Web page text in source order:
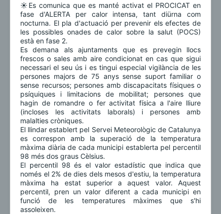
☀️Es comunica que es manté activat el PROCICAT en
fase d'ALERTA per calor intensa, tant diürna com
nocturna. El pla d'actuació per prevenir els efectes de
les possibles onades de calor sobre la salut (POCS)
està en fase 2.
Es demana als ajuntaments que es prevegin llocs
frescos o sales amb aire condicionat en cas que sigui
necessari el seu ús i es tingui especial vigilància de les
persones majors de 75 anys sense suport familiar o
sense recursos; persones amb discapacitats físiques o
psíquiques i limitacions de mobilitat; persones que
hagin de romandre o fer activitat física a l'aire lliure
(incloses les activitats laborals) i persones amb
malalties cròniques.
El llindar establert pel Servei Meteorològic de Catalunya
es correspon amb la superació de la temperatura
màxima diària de cada municipi establerta pel percentil
98 més dos graus Cèlsius.
El percentil 98 és el valor estadístic que indica que
només el 2% de dies dels mesos d'estiu, la temperatura
màxima ha estat superior a aquest valor. Aquest
percentil, pren un valor diferent a cada municipi en
funció de les temperatures màximes que s'hi
assoleixen.